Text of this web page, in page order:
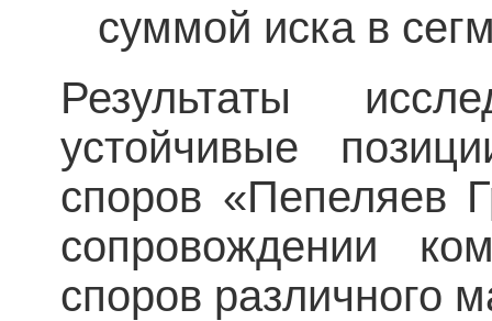
суммой иска в
Результаты
устойчивые
споров «Пепеляев
сопровождении
споров различного